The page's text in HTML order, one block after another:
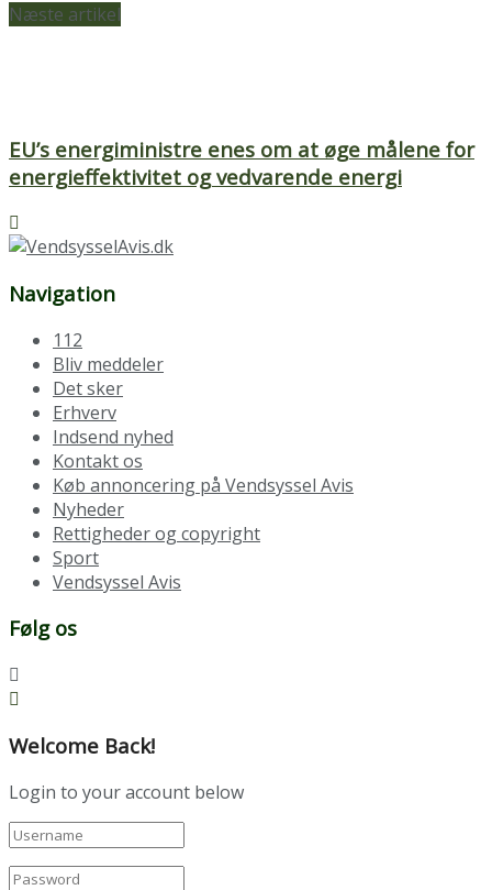
Næste artikel
EU’s energiministre enes om at øge målene for
energieffektivitet og vedvarende energi
Navigation
112
Bliv meddeler
Det sker
Erhverv
Indsend nyhed
Kontakt os
Køb annoncering på Vendsyssel Avis
Nyheder
Rettigheder og copyright
Sport
Vendsyssel Avis
Følg os
Welcome Back!
Login to your account below